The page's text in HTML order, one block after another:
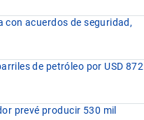
con acuerdos de seguridad,
de petróleo por USD 872
prevé producir 530 mil